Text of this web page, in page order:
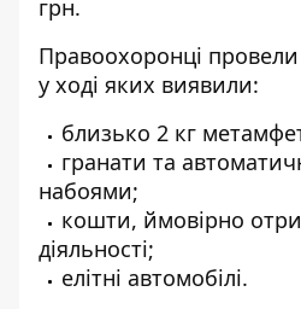
грн.
Правоохоронці
у ході яких виявили:
близько 2 кг
гранати та
набоями;
кошти, ймовірно
діяльності;
елітні автомобілі.